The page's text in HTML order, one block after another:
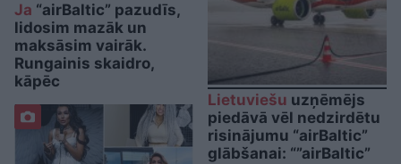
Ja “airBaltic” pazudīs,
lidosim mazāk un
maksāsim vairāk.
Rungainis skaidro,
kāpēc
Lietuviešu uzņēmējs
piedāvā vēl nedzirdētu
risinājumu “airBaltic”
glābšanai: “”airBaltic”